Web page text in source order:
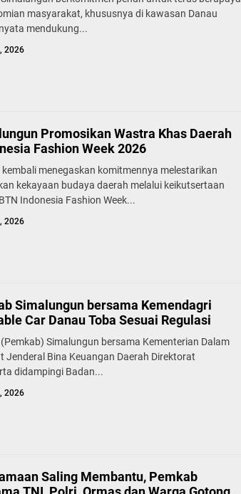
masyarakat, khususnya di kawasan Danau
mendukung...
2026
Promosikan Wastra Khas Daerah
Fashion Week 2026
menegaskan komitmennya melestarikan
kekayaan budaya daerah melalui keikutsertaan
Indonesia Fashion Week...
2026
Simalungun bersama Kemendagri
Car Danau Toba Sesuai Regulasi
Simalungun bersama Kementerian Dalam
Jenderal Bina Keuangan Daerah Direktorat
didampingi Badan...
2026
Saling Membantu, Pemkab